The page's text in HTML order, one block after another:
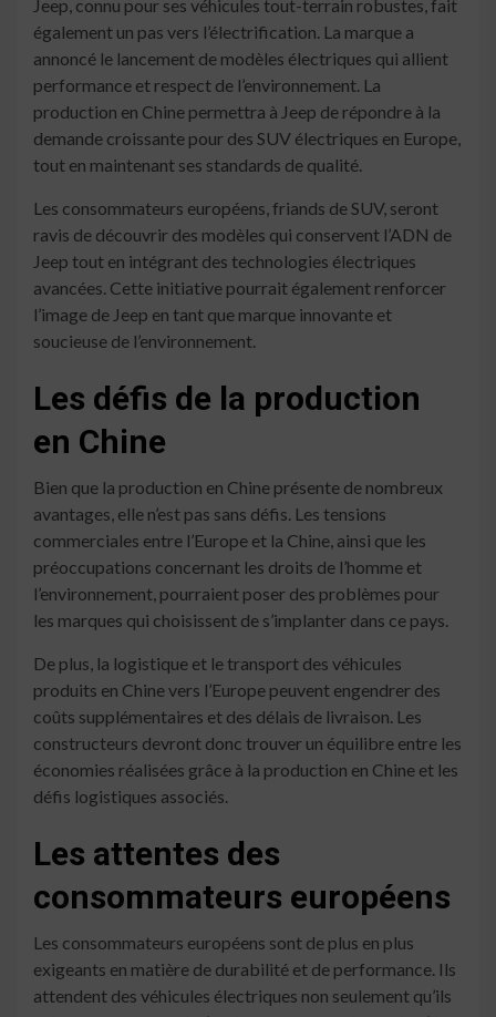
Jeep, connu pour ses véhicules tout-terrain robustes, fait
également un pas vers l’électrification. La marque a
annoncé le lancement de modèles électriques qui allient
performance et respect de l’environnement. La
production en Chine permettra à Jeep de répondre à la
demande croissante pour des SUV électriques en Europe,
tout en maintenant ses standards de qualité.
Les consommateurs européens, friands de SUV, seront
ravis de découvrir des modèles qui conservent l’ADN de
Jeep tout en intégrant des technologies électriques
avancées. Cette initiative pourrait également renforcer
l’image de Jeep en tant que marque innovante et
soucieuse de l’environnement.
Les défis de la production
en Chine
Bien que la production en Chine présente de nombreux
avantages, elle n’est pas sans défis. Les tensions
commerciales entre l’Europe et la Chine, ainsi que les
préoccupations concernant les droits de l’homme et
l’environnement, pourraient poser des problèmes pour
les marques qui choisissent de s’implanter dans ce pays.
De plus, la logistique et le transport des véhicules
produits en Chine vers l’Europe peuvent engendrer des
coûts supplémentaires et des délais de livraison. Les
constructeurs devront donc trouver un équilibre entre les
économies réalisées grâce à la production en Chine et les
défis logistiques associés.
Les attentes des
consommateurs européens
Les consommateurs européens sont de plus en plus
exigeants en matière de durabilité et de performance. Ils
attendent des véhicules électriques non seulement qu’ils